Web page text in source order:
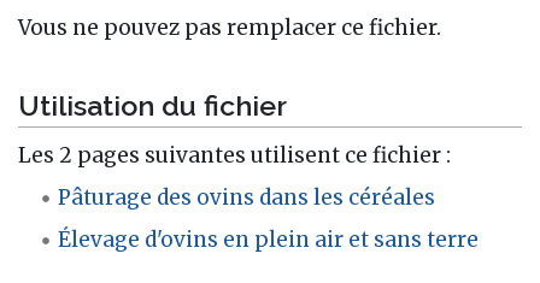
Vous ne pouvez pas remplacer ce fichier.
Utilisation du fichier
Les 2 pages suivantes utilisent ce fichier :
Pâturage des ovins dans les céréales
Élevage d'ovins en plein air et sans terre